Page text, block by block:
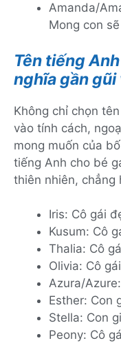
Amanda/
Mong con
Tên tiếng
nghĩa gần
Không chỉ chọn
vào tính cách,
mong muốn của
tiếng Anh cho bé
thiên nhiên, chẳng
Iris: Cô gái
Kusum: Cô
Thalia: Cô
Olivia: Cô
Azura/
Esther: Con
Stella: Con
Peony: Cô